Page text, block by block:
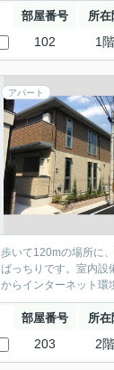
部屋番号 所在
102 1階
アパート
歩いて120mの場所に
ばっちりです。室内設
からインターネット環
部屋番号 所在
203 2階